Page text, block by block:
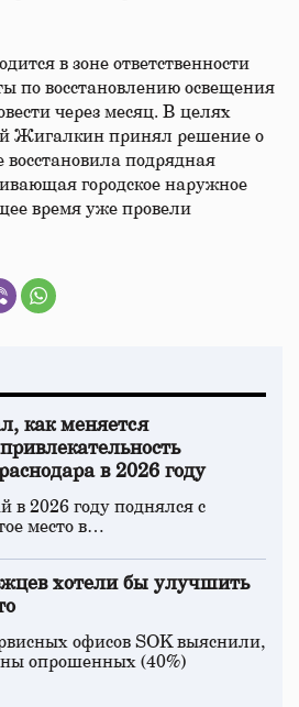
в зоне ответственности
по восстановлению освещения
через месяц. В целях
Жигалкин принял решение о
восстановила подрядная
городское наружное
время уже провели
как меняется
в 2026 году
в 2026 году поднялся с
место в…
хотели бы улучшить
офисов SOK выяснили,
опрошенных (40%)